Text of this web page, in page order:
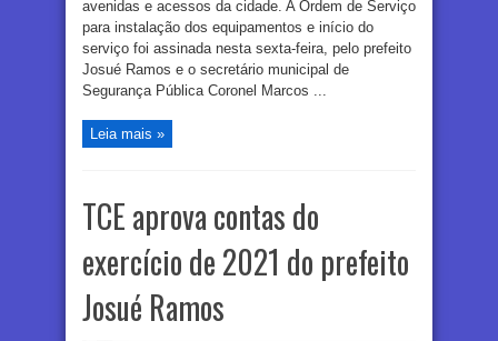
avenidas e acessos da cidade. A Ordem de Serviço
para instalação dos equipamentos e início do
serviço foi assinada nesta sexta-feira, pelo prefeito
Josué Ramos e o secretário municipal de
Segurança Pública Coronel Marcos ...
Leia mais »
TCE aprova contas do
exercício de 2021 do prefeito
Josué Ramos